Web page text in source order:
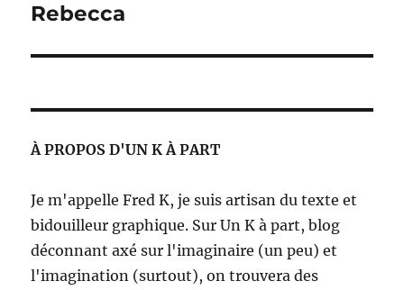
suivante :
Rebecca
À PROPOS D'UN K À PART
Je m'appelle Fred K, je suis artisan du texte et
bidouilleur graphique. Sur Un K à part, blog
déconnant axé sur l'imaginaire (un peu) et
l'imagination (surtout), on trouvera des